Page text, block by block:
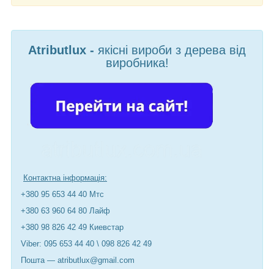
Atributlux - якісні вироби з дерева від
виробника!
Контактна інформація:
+380 95 653 44 40 Мтс
+380 63 960 64 80 Лайф
+380 98 826 42 49 Киевстар
Viber: 095 653 44 40 \ 098 826 42 49
Пошта — atributlux@gmail.com